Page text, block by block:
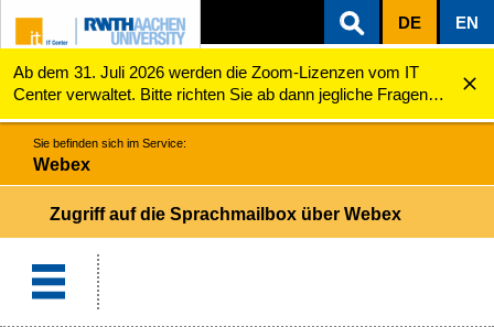
ZUM INHALTSBEREICH
ZUR HAUPTNAVIGATION
ZUR SUCHE
DE EN
Ab dem 31. Juli 2026 werden die Zoom-Lizenzen vom IT
Center verwaltet. Bitte richten Sie ab dann jegliche Fragen
zu den Zoom-Lizenzen (z.B. Probleme mit dem Login) an
servicedesk@itc.rwth-aachen.de.
Webex Zugriff auf die Sprachmailbox über Webex
Sie befinden sich im Service:
Webex
Zugriff auf die Sprachmailbox über Webex